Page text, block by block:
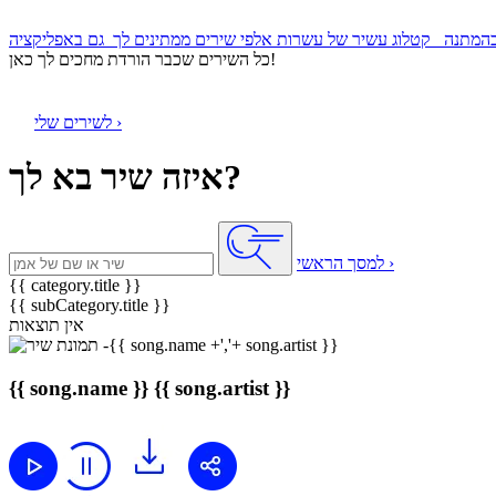
כל השירים שכבר הורדת מחכים לך כאן!
לשירים שלי ›
איזה שיר בא לך?
למסך הראשי ›
{{ category.title }}
{{ subCategory.title }}
אין תוצאות
{{ song.name }} {{ song.artist }}